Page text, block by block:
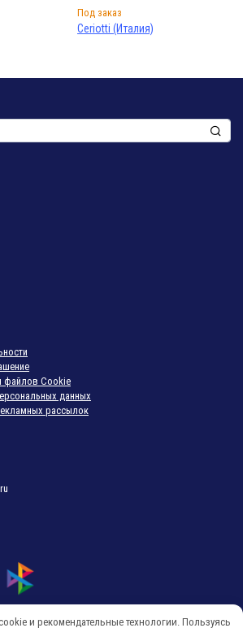
Под заказ
Ceriotti (Италия)
файлов Cookie
данных
рассылок
и рекомендательные технологии. Пользуясь